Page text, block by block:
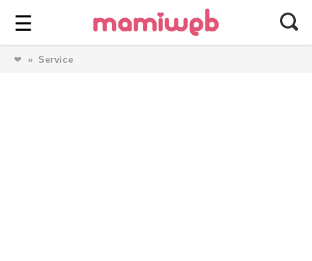
☰ ⎯ Wir lieben Familie ⎯
❤ Service